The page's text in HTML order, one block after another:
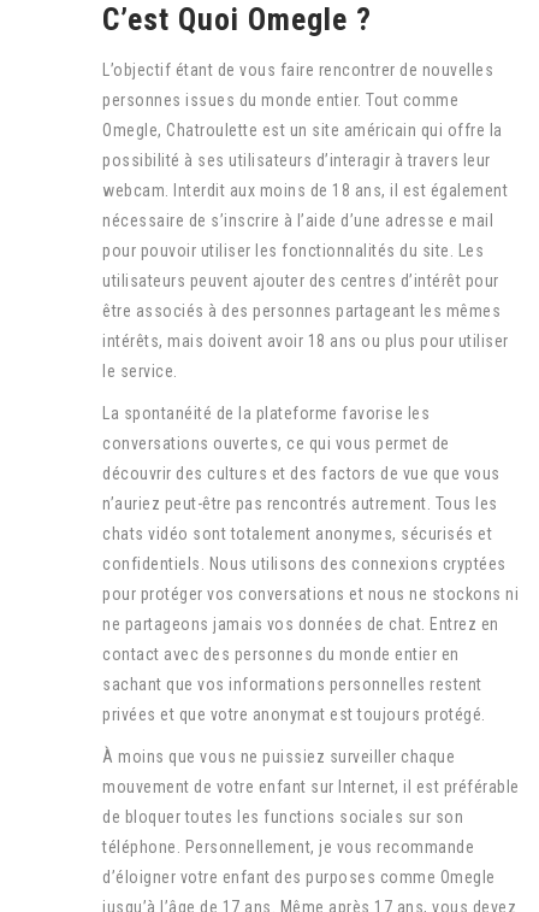
C’est Quoi Omegle ?
L’objectif étant de vous faire rencontrer de nouvelles
personnes issues du monde entier. Tout comme
Omegle, Chatroulette est un site américain qui offre la
possibilité à ses utilisateurs d’interagir à travers leur
webcam. Interdit aux moins de 18 ans, il est également
nécessaire de s’inscrire à l’aide d’une adresse e mail
pour pouvoir utiliser les fonctionnalités du site. Les
utilisateurs peuvent ajouter des centres d’intérêt pour
être associés à des personnes partageant les mêmes
intérêts, mais doivent avoir 18 ans ou plus pour utiliser
le service.
La spontanéité de la plateforme favorise les
conversations ouvertes, ce qui vous permet de
découvrir des cultures et des factors de vue que vous
n’auriez peut-être pas rencontrés autrement. Tous les
chats vidéo sont totalement anonymes, sécurisés et
confidentiels. Nous utilisons des connexions cryptées
pour protéger vos conversations et nous ne stockons ni
ne partageons jamais vos données de chat. Entrez en
contact avec des personnes du monde entier en
sachant que vos informations personnelles restent
privées et que votre anonymat est toujours protégé.
À moins que vous ne puissiez surveiller chaque
mouvement de votre enfant sur Internet, il est préférable
de bloquer toutes les functions sociales sur son
téléphone. Personnellement, je vous recommande
d’éloigner votre enfant des purposes comme Omegle
jusqu’à l’âge de 17 ans. Même après 17 ans, vous devez